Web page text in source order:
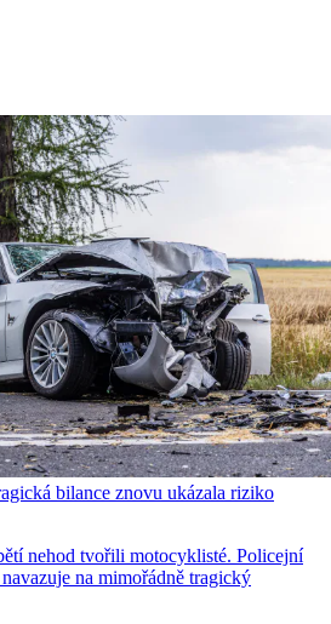
bilance znovu ukázala riziko
nehod tvořili motocyklisté. Policejní
na mimořádně tragický